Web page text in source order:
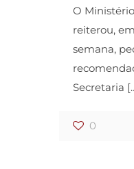
O
reiterou,
semana,
Secretaria
0